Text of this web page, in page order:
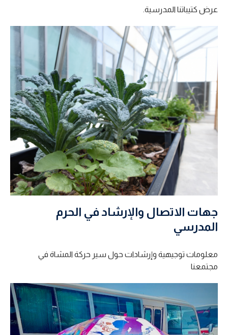
عرض كتيباتنا المدرسية.
جهات الاتصال والإرشاد في الحرم
المدرسي
معلومات توجيهية وإرشادات حول سير حركة المشاة في
مجتمعنا